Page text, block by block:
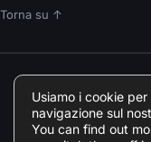
Torna su ↑
Insider srls –
Direttore
Usiamo i cookie
navigazione sul
You can find out